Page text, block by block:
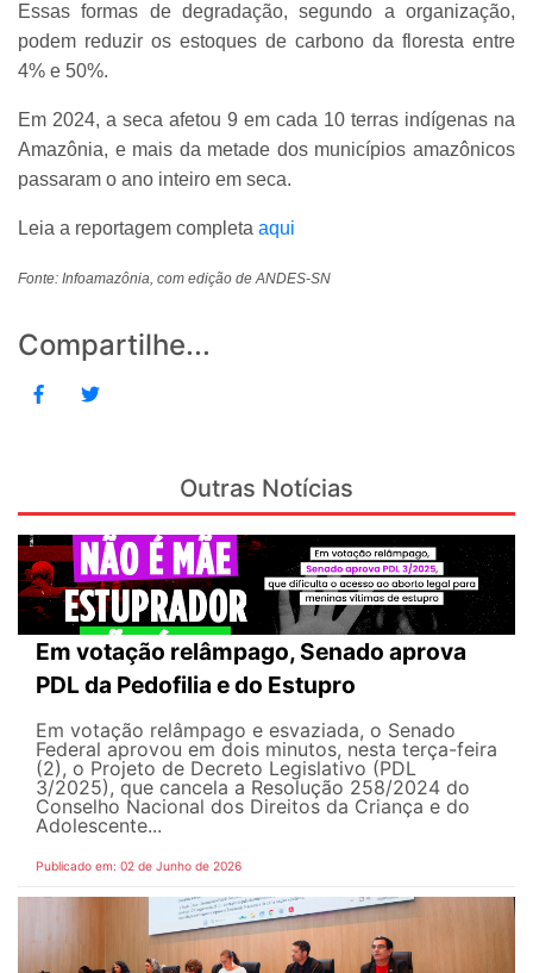
Essas formas de degradação, segundo a organização,
podem reduzir os estoques de carbono da floresta entre
4% e 50%.
Em 2024, a seca afetou 9 em cada 10 terras indígenas na
Amazônia, e mais da metade dos municípios amazônicos
passaram o ano inteiro em seca.
Leia a reportagem completa aqui
Fonte: Infoamazônia, com edição de ANDES-SN
Compartilhe...
Outras Notícias
Em votação relâmpago, Senado aprova
PDL da Pedofilia e do Estupro
Em votação relâmpago e esvaziada, o Senado
Federal aprovou em dois minutos, nesta terça-feira
(2), o Projeto de Decreto Legislativo (PDL
3/2025), que cancela a Resolução 258/2024 do
Conselho Nacional dos Direitos da Criança e do
Adolescente...
Publicado em: 02 de Junho de 2026